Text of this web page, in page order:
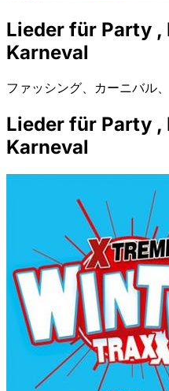
Lieder für Party ,
Karneval
ファッシング、カーニバル
Lieder für Party ,
Karneval